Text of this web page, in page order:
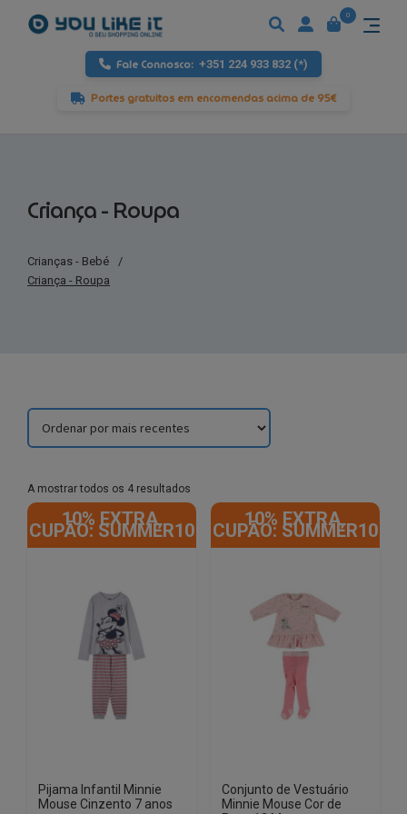
Fale Connosco: +351 224 933 832 (*)
Portes gratuitos em encomendas acima de 95€
0
Criança - Roupa
Crianças - Bebé
/
Criança - Roupa
A mostrar todos os 4 resultados
by
latest
10% EXTRA,
CUPÃO: SUMMER10
Pijama Infantil Minnie
Mouse Cinzento 7 anos
10% EXTRA,
CUPÃO: SUMMER10
Conjunto de Vestuário
Minnie Mouse Cor de